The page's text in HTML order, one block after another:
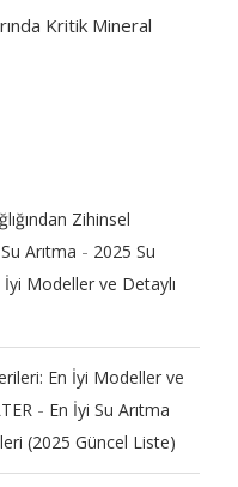
Kritik Mineral
Zihinsel
Arıtma - 2025 Su
İyi Modeller ve Detaylı
En İyi Modeller ve
- En İyi Su Arıtma
(2025 Güncel Liste)